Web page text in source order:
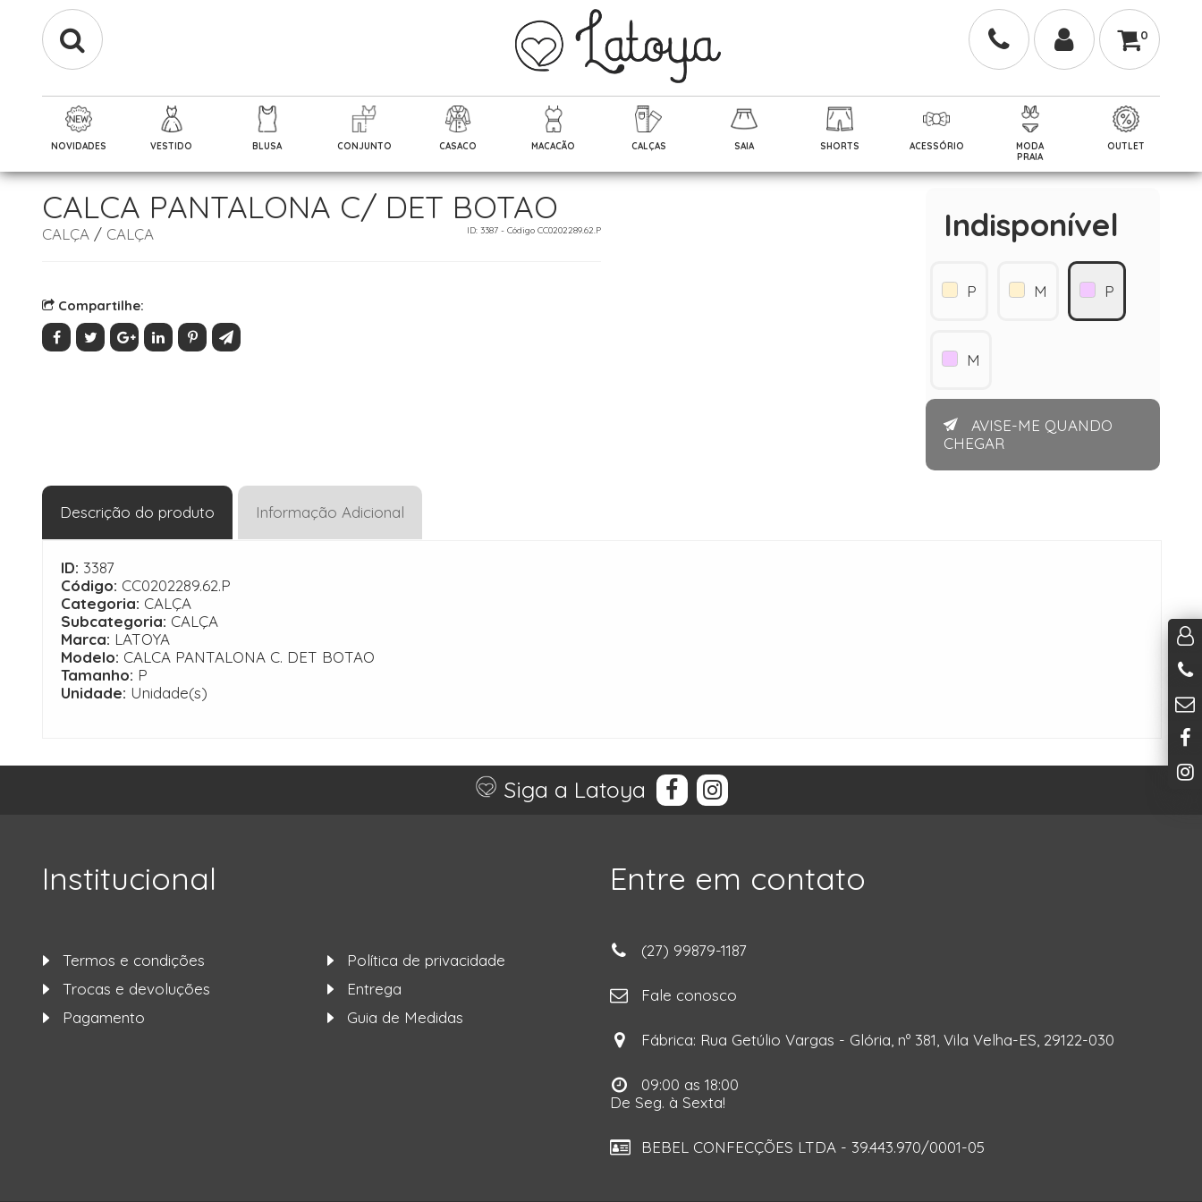
0
NOVIDADES VESTIDO BLUSA CONJUNTO CASACO MACACÃO CALÇAS SAIA SHORTS ACESSÓRIO
MODA
PRAIA
OUTLET
CALCA PANTALONA C/ DET BOTAO
CALÇA / CALÇA ID: 3387 - Código CC0202289.62.P
Compartilhe:
Indisponível
P M P
M
AVISE-ME QUANDO
CHEGAR
Descrição do produto Informação Adicional
ID: 3387
Código: CC0202289.62.P
Categoria: CALÇA
Subcategoria: CALÇA
Marca: LATOYA
Modelo: CALCA PANTALONA C. DET BOTAO
Tamanho: P
Unidade: Unidade(s)
Siga a Latoya
Institucional
Termos e condições
Política de privacidade
Trocas e devoluções
Entrega
Pagamento
Guia de Medidas
Entre em contato
(27) 99879-1187
Fale conosco
Fábrica: Rua Getúlio Vargas - Glória, nº 381, Vila Velha-ES, 29122-030
09:00 as 18:00
De Seg. à Sexta!
BEBEL CONFECÇÕES LTDA - 39.443.970/0001-05